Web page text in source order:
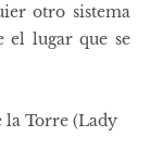
otro sistema
el lugar que se
la Torre (Lady